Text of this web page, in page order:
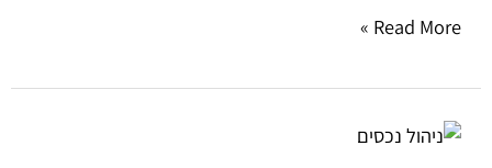
Read More »
ניהול